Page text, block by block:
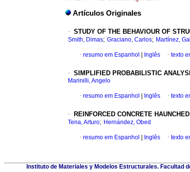
Artículos Originales
· STUDY OF THE BEHAVIOUR OF
Smith, Dimas; Graciano, Carlos; Martínez,
· resumo em Espanhol Inglês · texto
· SIMPLIFIED PROBABILISTIC
Marinilli, Angelo
· resumo em Espanhol Inglês · texto
· REINFORCED CONCRETE
Tena, Arturo; Hernández, Obed
· resumo em Espanhol Inglês · texto
Instituto de Materiales y Modelos Estructurales. Facultad